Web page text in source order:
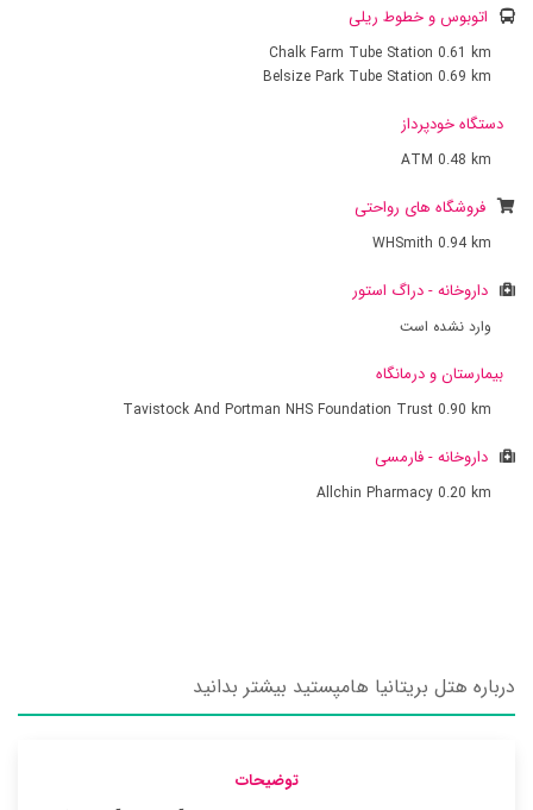
اتوبوس و خطوط ریلی
Chalk Farm Tube Station 0.61 km
Belsize Park Tube Station 0.69 km
دستگاه خودپرداز
ATM 0.48 km
فروشگاه های رواحتی
WHSmith 0.94 km
داروخانه - دراگ استور
وارد نشده است
بیمارستان و درمانگاه
Tavistock And Portman NHS Foundation Trust 0.90 km
داروخانه - فارمسی
Allchin Pharmacy 0.20 km
درباره هتل بریتانیا هامپستید بیشتر بدانید
توضیحات